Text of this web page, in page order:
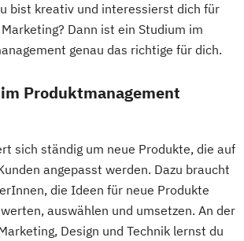
(DE/EN)
Informatics
Informatik
Produktentwicklung &
Mechatronik
- Mikrosystemtechnik
Functional Imaging
& Ion Radiotherapy (EN)
bist kreativ und interessierst dich für
Dann ist ein Studium im
genau das richtige für dich.
Produktmanagement
sich ständig um neue Produkte, die auf
angepasst werden. Dazu braucht
die Ideen für neue Produkte
auswählen und umsetzen. An der
Design und Technik lernst du